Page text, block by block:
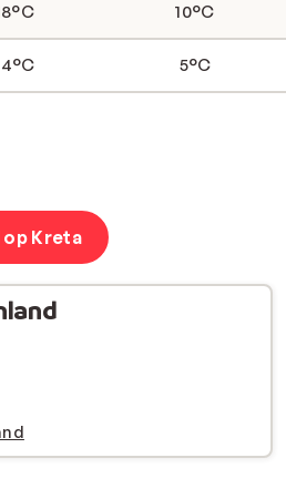
10°C
5°C
op Kreta